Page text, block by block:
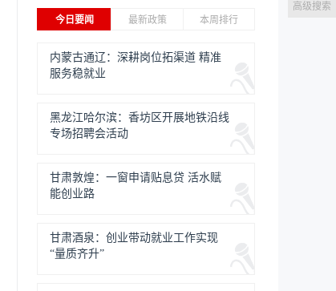
高级搜索
今日要闻 最新政策 本周排行
内蒙古通辽：深耕岗位拓渠道 精准
服务稳就业
黑龙江哈尔滨：香坊区开展地铁沿线
专场招聘会活动
甘肃敦煌：一窗申请贴息贷 活水赋
能创业路
甘肃酒泉：创业带动就业工作实现
“量质齐升”